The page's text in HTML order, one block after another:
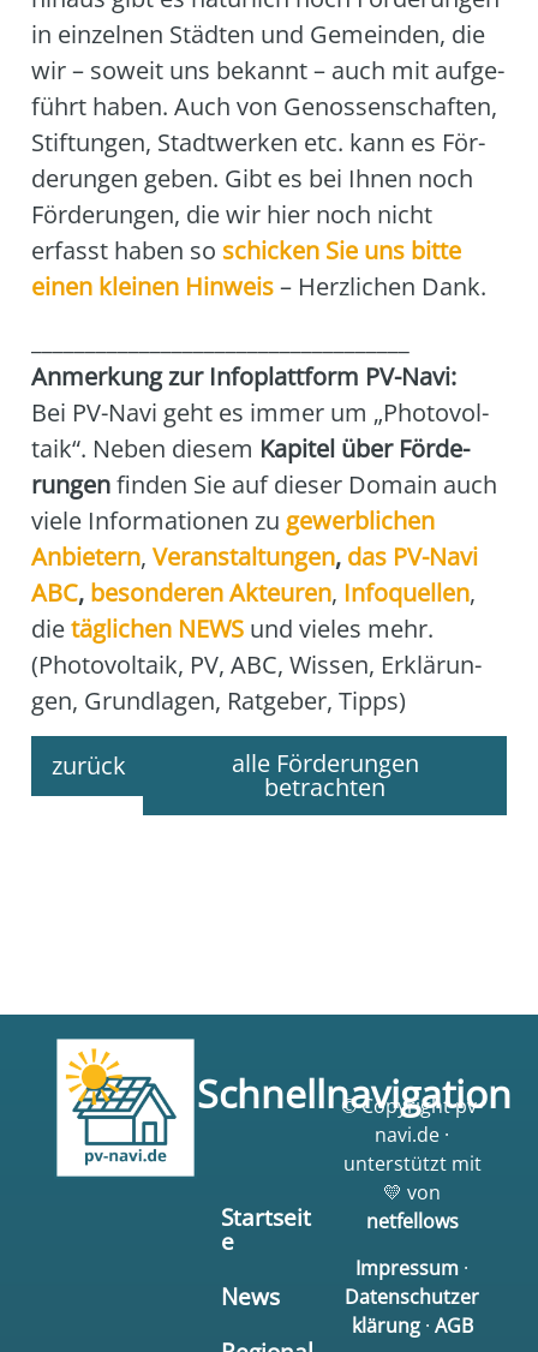
in ein­zel­nen Städ­ten und Gemein­den, die
wir – soweit uns bekannt – auch mit auf­ge­
führt haben. Auch von Genos­sen­schaf­ten,
Stif­tun­gen, Stadt­wer­ken etc. kann es För­
de­run­gen geben. Gibt es bei Ihnen noch
För­de­run­gen, die wir hier noch nicht
erfasst haben so schi­cken Sie uns bit­te
einen klei­nen Hin­weis– Herz­li­chen Dank.
Anmer­kung zur Info­platt­form PV-Navi:
Bei PV-Navi geht es immer um „Pho­to­vol­
ta­ik“. Neben die­sem Kapi­tel über För­de­
run­genfin­den Sie auf die­ser Domain auch
vie­le Infor­ma­tio­nen zu gewerb­li­chen
Anbie­tern, Ver­an­stal­tun­gen, das PV-Navi
ABC, beson­de­ren Akteu­ren, Info­quel­len,
dietäg­li­chen NEWS und vie­les mehr.
(Pho­to­vol­ta­ik, PV, ABC, Wis­sen, Erklä­run­
gen, Grund­la­gen, Rat­ge­ber, Tipps)
zurück alle Förderungen
betrachten
Schnellnavigation
Startseit
e
News
© Copyright pv-
navi.de ·
unterstützt mit
💛 von
netfellows
Impressum ·
Datenschutzer
klärung· AGB